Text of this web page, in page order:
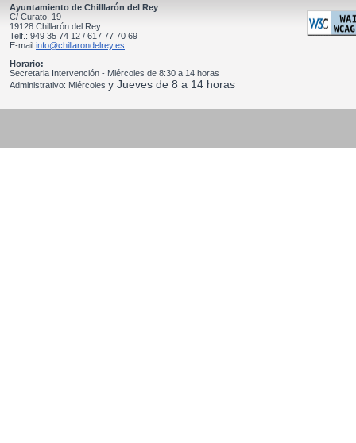
Ayuntamiento de Chilllarón del Rey
C/ Curato, 19
19128 Chillarón del Rey
Telf.: 949 35 74 12 / 617 77 70 69
E-mail:info@chillarondelrey.es
Horario:
Secretaria Intervención - Miércoles de 8:30 a 14 horas
Administrativo: Miércoles y Jueves de 8 a 14 horas